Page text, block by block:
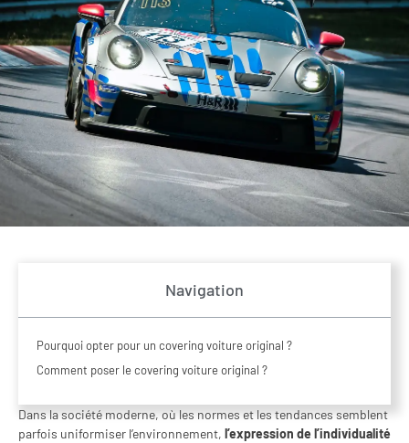
Navigation
Pourquoi opter pour un covering voiture original ?
Comment poser le covering voiture original ?
Dans la société moderne, où les normes et les tendances semblent
parfois uniformiser l’environnement, l’expression de l’individualité